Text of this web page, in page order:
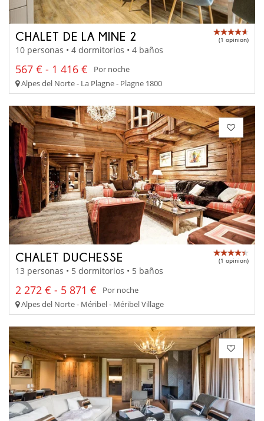
CHALET DE LA MINE 2 (1 opinion)
10 personas • 4 dormitorios • 4 baños
567 € - 1 416 €
Por noche
Alpes del Norte - La Plagne - Plagne 1800
CHALET DUCHESSE (1 opinion)
13 personas • 5 dormitorios • 5 baños
2 272 € - 5 871 €
Por noche
Alpes del Norte - Méribel - Méribel Village